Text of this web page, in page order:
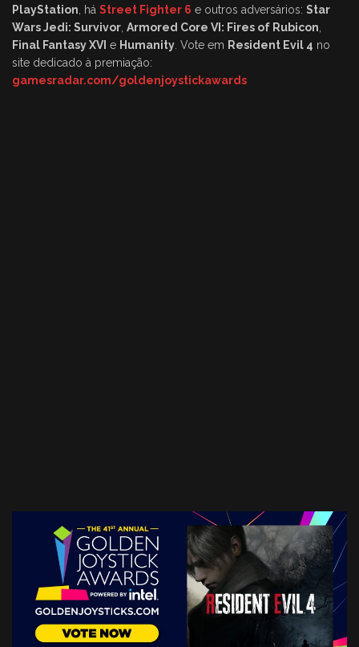
PlayStation, há Street Fighter 6 e outros adversários: Star
Wars Jedi: Survivor, Armored Core VI: Fires of Rubicon,
Final Fantasy XVI e Humanity. Vote em Resident Evil 4 no
site dedicado à premiação:
gamesradar.com/goldenjoystickawards